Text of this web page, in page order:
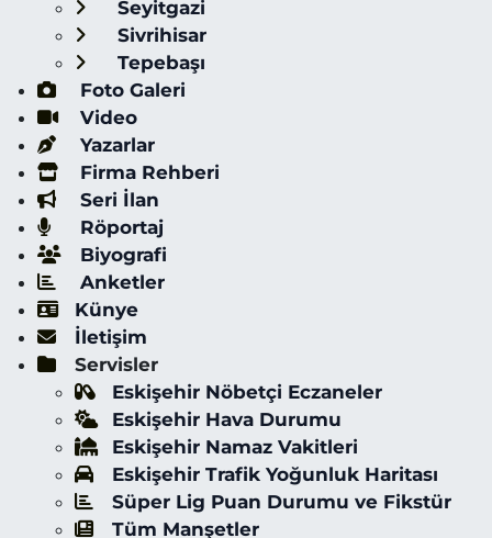
Seyitgazi
Sivrihisar
Tepebaşı
Foto Galeri
Video
Yazarlar
Firma Rehberi
Seri İlan
Röportaj
Biyografi
Anketler
Künye
İletişim
Servisler
Eskişehir Nöbetçi Eczaneler
Eskişehir Hava Durumu
Eskişehir Namaz Vakitleri
Eskişehir Trafik Yoğunluk Haritası
Süper Lig Puan Durumu ve Fikstür
Tüm Manşetler